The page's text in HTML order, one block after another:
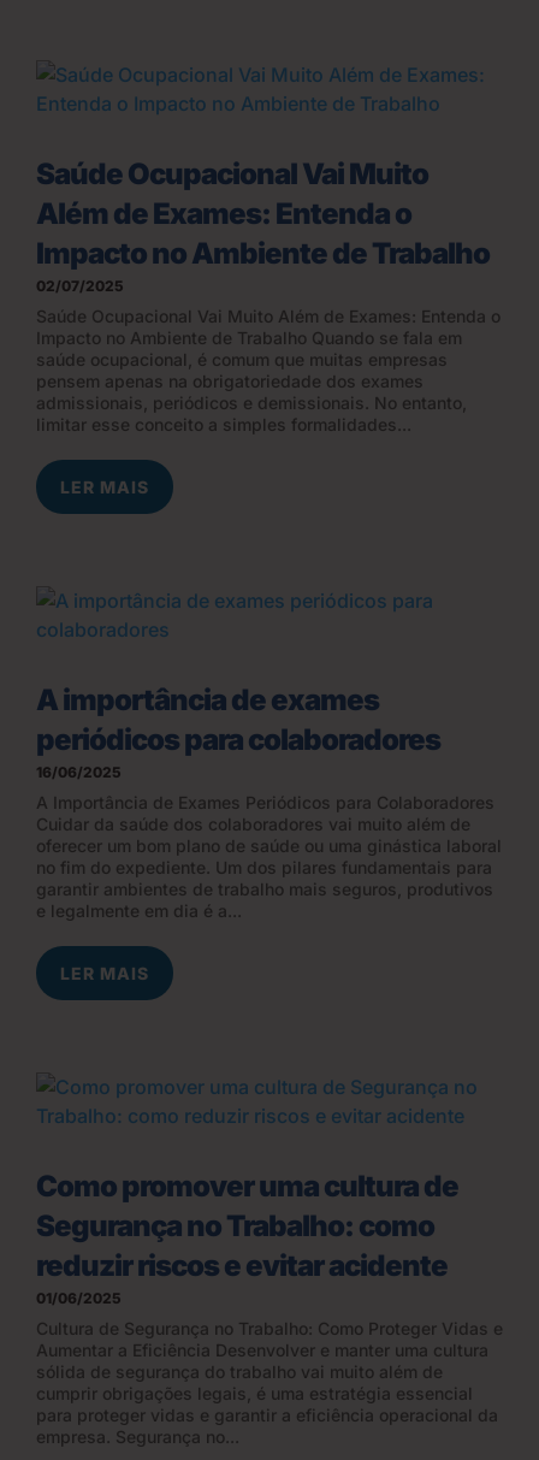
Saúde Ocupacional Vai Muito
Além de Exames: Entenda o
Impacto no Ambiente de Trabalho
02/07/2025
Saúde Ocupacional Vai Muito Além de Exames: Entenda o
Impacto no Ambiente de Trabalho Quando se fala em
saúde ocupacional, é comum que muitas empresas
pensem apenas na obrigatoriedade dos exames
admissionais, periódicos e demissionais. No entanto,
limitar esse conceito a simples formalidades...
LER MAIS
A importância de exames
periódicos para colaboradores
16/06/2025
A Importância de Exames Periódicos para Colaboradores
Cuidar da saúde dos colaboradores vai muito além de
oferecer um bom plano de saúde ou uma ginástica laboral
no fim do expediente. Um dos pilares fundamentais para
garantir ambientes de trabalho mais seguros, produtivos
e legalmente em dia é a...
LER MAIS
Como promover uma cultura de
Segurança no Trabalho: como
reduzir riscos e evitar acidente
01/06/2025
Cultura de Segurança no Trabalho: Como Proteger Vidas e
Aumentar a Eficiência Desenvolver e manter uma cultura
sólida de segurança do trabalho vai muito além de
cumprir obrigações legais, é uma estratégia essencial
para proteger vidas e garantir a eficiência operacional da
empresa. Segurança no...